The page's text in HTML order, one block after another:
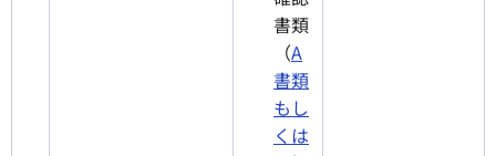
書類
（A
書類
もし
くは